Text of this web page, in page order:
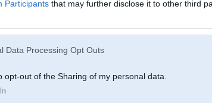
Participants that may further disclose it to other third
Data Processing Opt Outs
opt-out of the Sharing of my personal data.
sērijas ar tilpumu 4 un 5 litri. Nākošās paaudzesiDrivesistēmu varēs
pakāpju sekvenciālo ātrumkārbu.
jaunās platformas tiks būvēts universāls, bet tam pēc gada sekos jaunās